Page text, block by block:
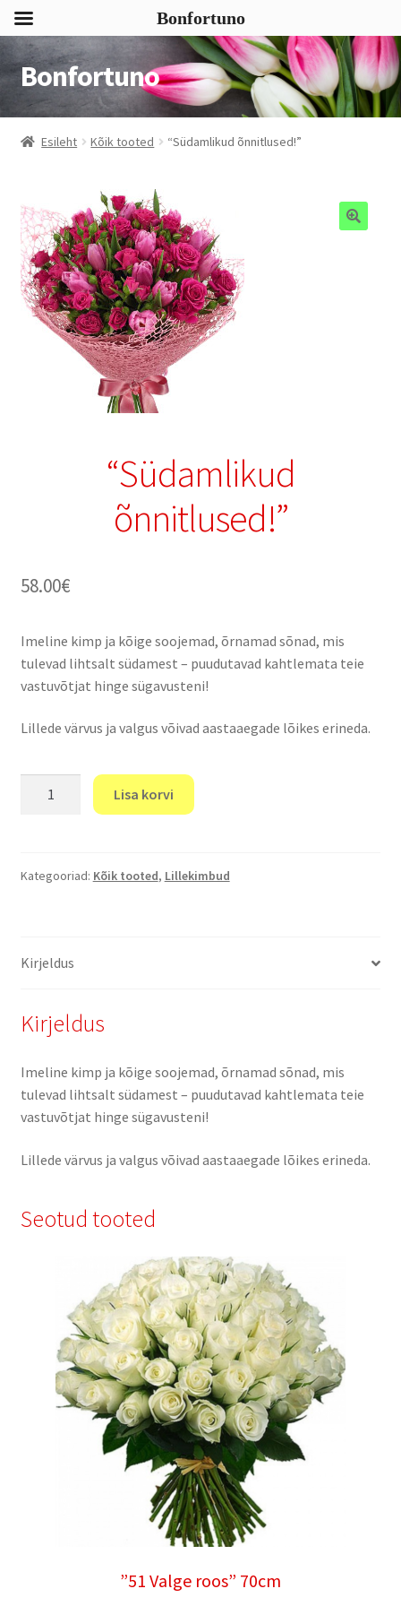
Liigu
navigeerimisele
Liigu
sisu
juurde
Bonfortuno
Esileht Kõik tooted “Südamlikud õnnitlused!”
“Südamlikud
õnnitlused!”
58.00€
Imeline kimp ja kõige soojemad, õrnamad sõnad, mis
tulevad lihtsalt südamest – puudutavad kahtlemata teie
vastuvõtjat hinge sügavusteni!
Lillede värvus ja valgus võivad aastaaegade lõikes erineda.
"Südamlikud
õnnitlused!"
Lisa korvi
Kategooriad: Kõik tooted, Lillekimbud
Kirjeldus
Kirjeldus
Imeline kimp ja kõige soojemad, õrnamad sõnad, mis
tulevad lihtsalt südamest – puudutavad kahtlemata teie
vastuvõtjat hinge sügavusteni!
Lillede värvus ja valgus võivad aastaaegade lõikes erineda.
Seotud tooted
”51 Valge roos” 70cm
Bonfortuno